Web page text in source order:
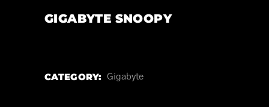
GIGABYTE SNOOPY
CATEGORY: Gigabyte